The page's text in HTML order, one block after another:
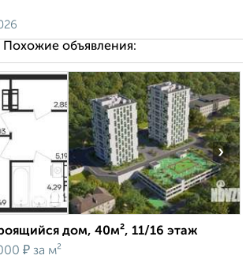
Похожие объявления:
›
дом, 40м², 11/16 этаж
₽ за м²